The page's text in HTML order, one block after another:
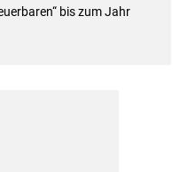
bis zum Jahr